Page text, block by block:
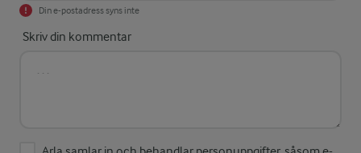
Din e-postadress syns inte
Skriv din kommentar